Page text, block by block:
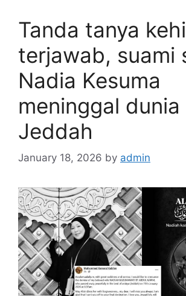
Tanda tanya
terjawab, suami
Nadia Kesuma
meninggal dunia
Jeddah
January 18, 2026 by admin